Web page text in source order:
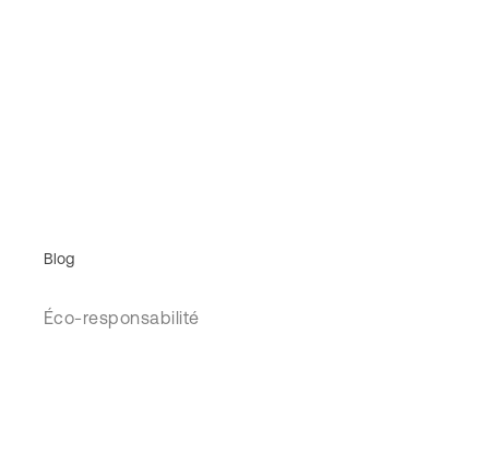
Blog
Éco-responsabilité